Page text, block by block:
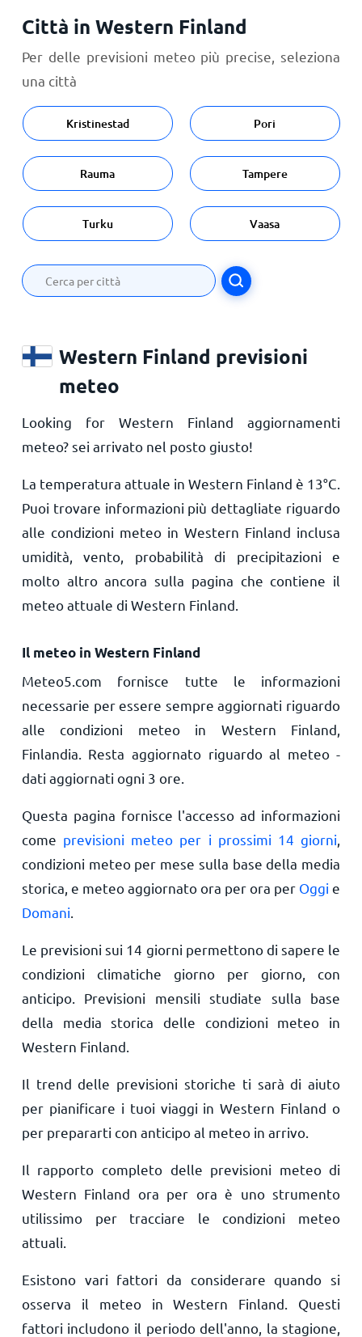
Città in Western Finland
Per delle previsioni meteo più precise, seleziona
una città
Kristinestad Pori
Rauma Tampere
Turku Vaasa
Western Finland previsioni
meteo
Looking for Western Finland aggiornamenti
meteo? sei arrivato nel posto giusto!
La temperatura attuale in Western Finland è 13°C
Puoi trovare informazioni più dettagliate riguardo
alle condizioni meteo in Western Finland inclusa
umidità, vento, probabilità di precipitazioni e
molto altro ancora sulla pagina che contiene il
meteo attuale di Western Finland.
Il meteo in Western Finland
Meteo5.com fornisce tutte le informazioni
necessarie per essere sempre aggiornati riguardo
alle condizioni meteo in Western Finland,
Finlandia. Resta aggiornato riguardo al meteo -
dati aggiornati ogni 3 ore.
Questa pagina fornisce l'accesso ad informazioni
come previsioni meteo per i prossimi 14 giorni
condizioni meteo per mese sulla base della media
storica, e meteo aggiornato ora per ora per Oggi e
Domani
Le previsioni sui 14 giorni permettono di sapere le
condizioni climatiche giorno per giorno, con
anticipo. Previsioni mensili studiate sulla base
della media storica delle condizioni meteo in
Western Finland.
Il trend delle previsioni storiche ti sarà di aiuto
per pianificare i tuoi viaggi in Western Finland o
per prepararti con anticipo al meteo in arrivo.
Il rapporto completo delle previsioni meteo di
Western Finland ora per ora è uno strumento
utilissimo per tracciare le condizioni meteo
attuali.
Esistono vari fattori da considerare quando si
osserva il meteo in Western Finland. Questi
fattori includono il periodo dell'anno, la stagione,